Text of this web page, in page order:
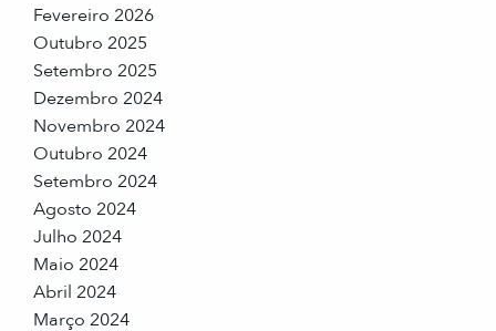
Fevereiro 2026
Outubro 2025
Setembro 2025
Dezembro 2024
Novembro 2024
Outubro 2024
Setembro 2024
Agosto 2024
Julho 2024
Maio 2024
Abril 2024
Março 2024